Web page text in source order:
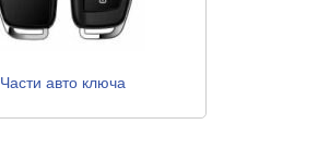
Части авто ключа